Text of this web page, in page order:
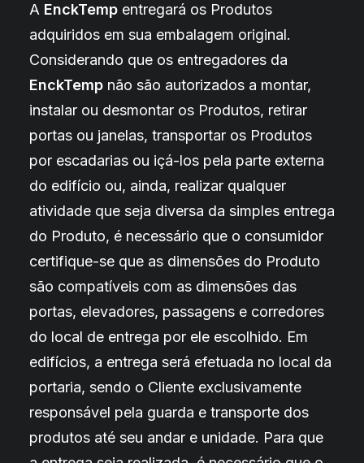
A EnckTemp entregará os Produtos
adquiridos em sua embalagem original.
Considerando que os entregadores da
EnckTemp não são autorizados a montar,
instalar ou desmontar os Produtos, retirar
portas ou janelas, transportar os Produtos
por escadarias ou içá-los pela parte externa
do edifício ou, ainda, realizar qualquer
atividade que seja diversa da simples entrega
do Produto, é necessário que o consumidor
certifique-se que as dimensões do Produto
são compatíveis com as dimensões das
portas, elevadores, passagens e corredores
do local de entrega por ele escolhido. Em
edifícios, a entrega será efetuada no local da
portaria, sendo o Cliente exclusivamente
responsável pela guarda e transporte dos
produtos até seu andar e unidade. Para que